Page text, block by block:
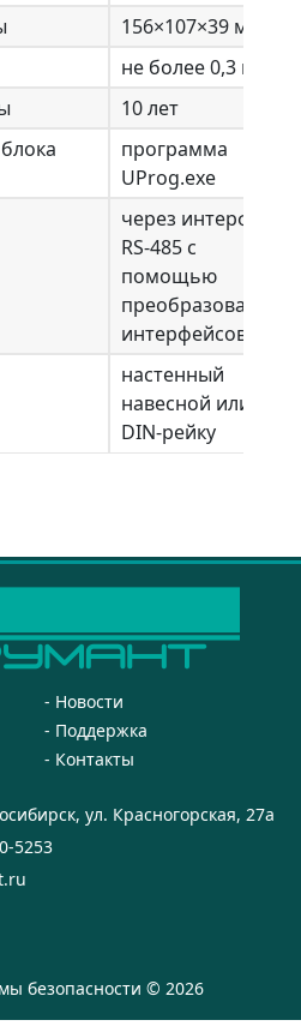
156×107×39 мм
не более 0,3 кг
10 лет
программа
UProg.exe
через интерфейс
RS-485 с
помощью
преобразователя
интерфейсов
настенный
навесной или на
DIN-рейку
Новости
Поддержка
Контакты
, ул. Красногорская, 27а
5253
безопасности © 2026